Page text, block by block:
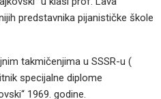
predstavnika pijanističke škole
takmičenjima u SSSR-u (
specijalne diplome
1969. godine.